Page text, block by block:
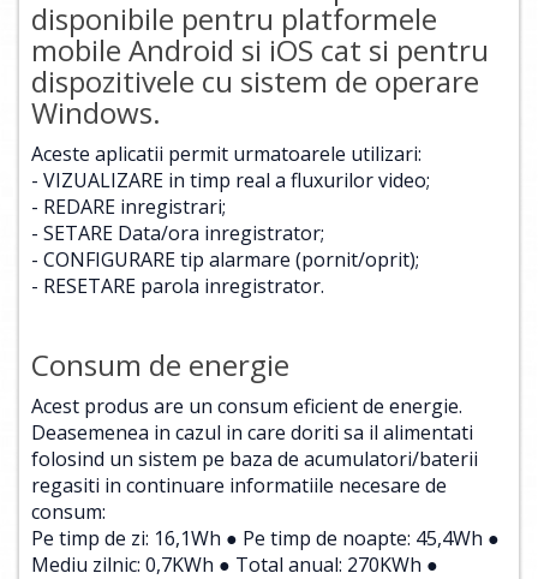
disponibile pentru platformele
mobile Android si iOS cat si pentru
dispozitivele cu sistem de operare
Windows.
Aceste aplicatii permit urmatoarele utilizari:
- VIZUALIZARE in timp real a fluxurilor video;
- REDARE inregistrari;
- SETARE Data/ora inregistrator;
- CONFIGURARE tip alarmare (pornit/oprit);
- RESETARE parola inregistrator.
Consum de energie
Acest produs are un consum eficient de energie.
Deasemenea in cazul in care doriti sa il alimentati
folosind un sistem pe baza de acumulatori/baterii
regasiti in continuare informatiile necesare de
consum:
Pe timp de zi: 16,1Wh ● Pe timp de noapte: 45,4Wh ●
Mediu zilnic: 0,7KWh ● Total anual: 270KWh ●